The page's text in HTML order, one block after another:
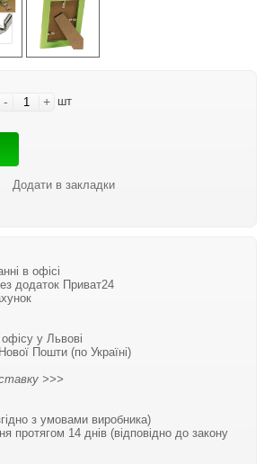
- + шт
Додати в закладки
в офісі
додаток Приват24
у Львові
Пошти (по Україні)
>>>
з умовами виробника)
протягом 14 днів (відповідно до закону